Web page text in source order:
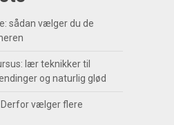
sådan vælger du de
lær teknikker til
og naturlig glød
vælger flere